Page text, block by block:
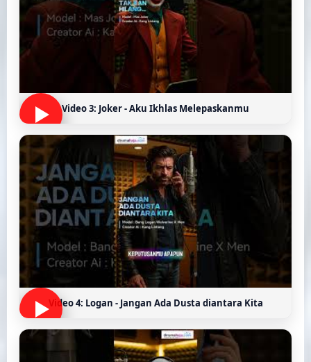
Video 3: Joker - Aku Ikhlas Melepaskanmu
Video 4: Logan - Jangan Ada Dusta diantara Kita